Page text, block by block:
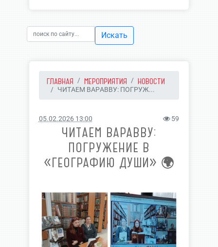
Искать
ГЛАВНАЯ МЕРОПРИЯТИЯ НОВОСТИ
ЧИТАЕМ ВАРАВВУ: ПОГРУЖ...
05.02.2026 13:00 59
ЧИТАЕМ ВАРАВВУ:
ПОГРУЖЕНИЕ В
«ГЕОГРАФИЮ ДУШИ» 🌍